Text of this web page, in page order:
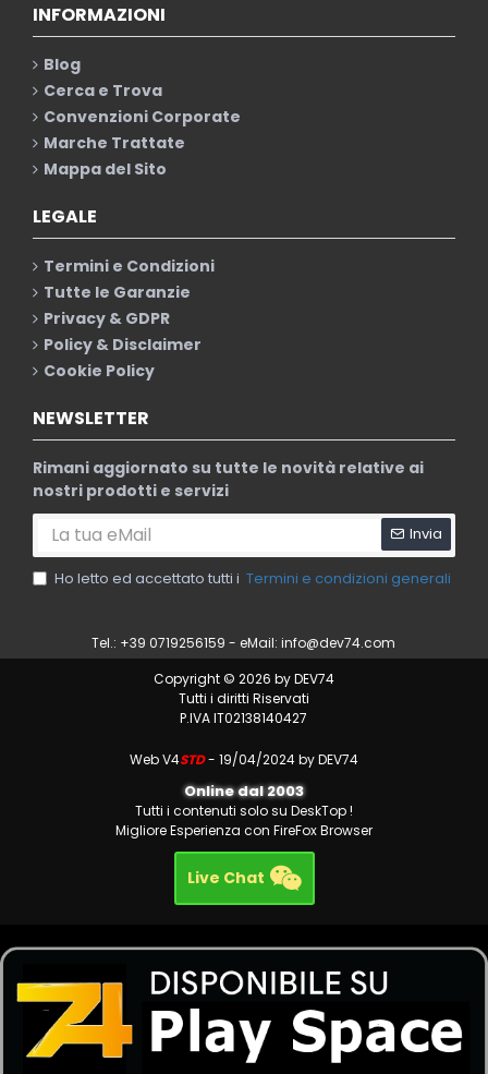
INFORMAZIONI
Blog
Cerca e Trova
Convenzioni Corporate
Marche Trattate
Mappa del Sito
LEGALE
Termini e Condizioni
Tutte le Garanzie
Privacy & GDPR
Policy & Disclaimer
Cookie Policy
NEWSLETTER
Rimani aggiornato su tutte le novità relative ai
nostri prodotti e servizi
Invia
Ho letto ed accettato tutti i Termini e condizioni generali
Tel.: +39 0719256159 - eMail:info@dev74.com
Copyright © 2026 by DEV74
Tutti i diritti Riservati
P.IVA IT02138140427
Web V4STD- 19/04/2024 by DEV74
Online dal 2003
Tutti i contenuti solo su DeskTop !
Migliore Esperienza con FireFox Browser
Live Chat